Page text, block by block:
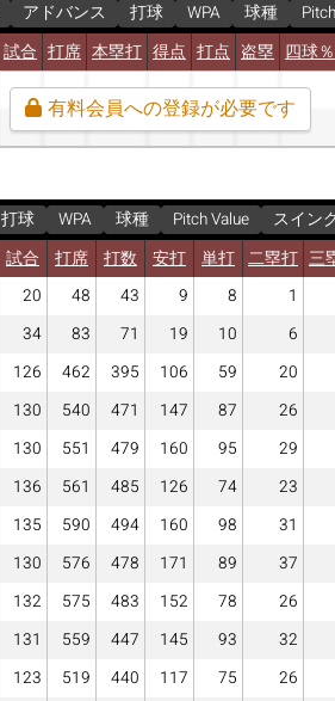
アドバンス 打球 WPA 球種
試合 打席 本塁打 得点 打点 盗塁 四球％
有料会員への登録が必要です
打球 WPA 球種 Pitch Value
スイン
試合 打席 打数 安打 単打 二塁打 三
20 48 43 9 8
1
34 83 71 19 10
6
126 462 395 106 59
20
130 540 471 147 87
26
130 551 479 160 95
29
136 561 485 126 74
23
135 590 494 160 98
31
130 576 478 171 89
37
132 575 483 152 78
26
131 559 447 145 93
32
123 519 440 117 75
26